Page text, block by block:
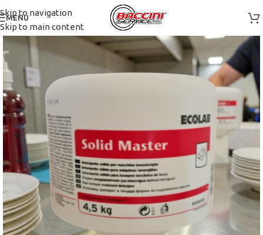
Skip to navigation
Skip to main content
MENU